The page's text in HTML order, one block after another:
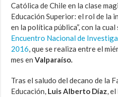
Católica de Chile en la clase
Educación Superior: el rol de la
en la política pública”, con la
Encuentro Nacional de
2016, que se realiza entre el
mes enValparaíso.
Tras el saludo del decano de la
Educación, Luis Alberto Díaz, el